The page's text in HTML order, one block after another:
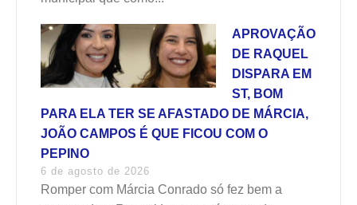
APROVAÇÃO
DE RAQUEL
DISPARA EM
ST, BOM
PARA ELA TER SE AFASTADO DE MÁRCIA,
JOÃO CAMPOS É QUE FICOU COM O
PEPINO
6 de agosto de 2026
Romper com Márcia Conrado só fez bem a